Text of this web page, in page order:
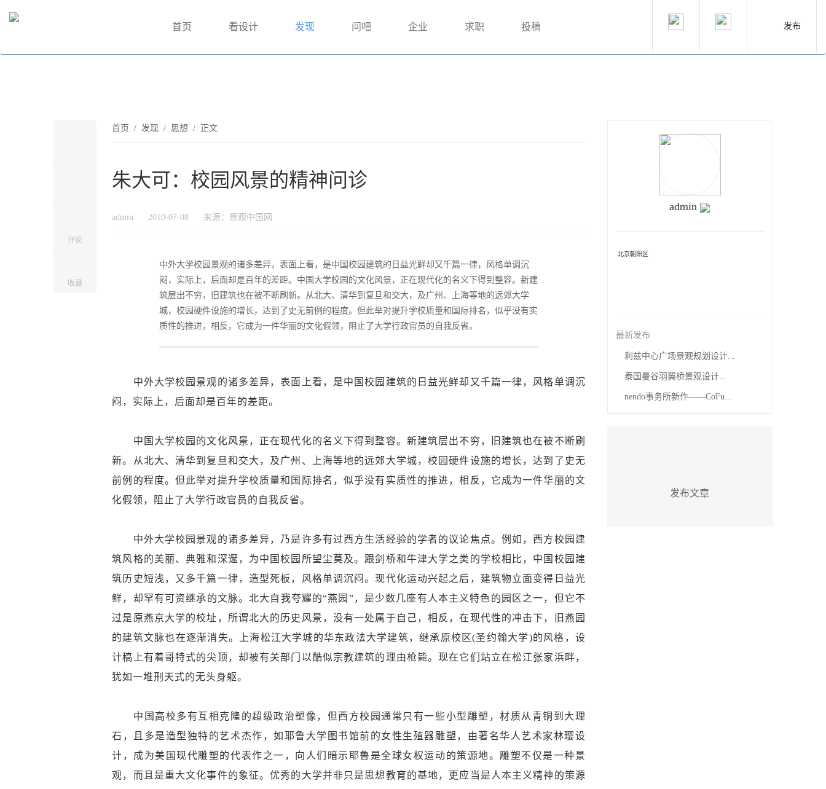
首页 看设计 发现 问吧 企业 求职 投稿 发布
评论
收藏
首页 /发现 / 思想 / 正文
朱大可：校园风景的精神问诊
admin 2010-07-08 来源：景观中国网
中外大学校园景观的诸多差异，表面上看，是中国校园建筑的日益光鲜却又千篇一律，风格单调沉
闷，实际上，后面却是百年的差距。中国大学校园的文化风景，正在现代化的名义下得到整容。新建
筑层出不穷，旧建筑也在被不断刷新。从北大、清华到复旦和交大，及广州、上海等地的远郊大学
城，校园硬件设施的增长，达到了史无前例的程度。但此举对提升学校质量和国际排名，似乎没有实
质性的推进，相反，它成为一件华丽的文化假领，阻止了大学行政官员的自我反省。
中外大学校园景观的诸多差异，表面上看，是中国校园建筑的日益光鲜却又千篇一律，风格单调沉
闷，实际上，后面却是百年的差距。
中国大学校园的文化风景，正在现代化的名义下得到整容。新建筑层出不穷，旧建筑也在被不断刷
新。从北大、清华到复旦和交大，及广州、上海等地的远郊大学城，校园硬件设施的增长，达到了史无
前例的程度。但此举对提升学校质量和国际排名，似乎没有实质性的推进，相反，它成为一件华丽的文
化假领，阻止了大学行政官员的自我反省。
中外大学校园景观的诸多差异，乃是许多有过西方生活经验的学者的议论焦点。例如，西方校园建
筑风格的美丽、典雅和深邃，为中国校园所望尘莫及。跟剑桥和牛津大学之类的学校相比，中国校园建
筑历史短浅，又多千篇一律，造型死板，风格单调沉闷。现代化运动兴起之后，建筑物立面变得日益光
鲜，却罕有可资继承的文脉。北大自我夸耀的“燕园”，是少数几座有人本主义特色的园区之一，但它不
过是原燕京大学的校址，所谓北大的历史风景，没有一处属于自己，相反，在现代性的冲击下，旧燕园
的建筑文脉也在逐渐消失。上海松江大学城的华东政法大学建筑，继承原校区(圣约翰大学)的风格，设
计稿上有着哥特式的尖顶，却被有关部门以酷似宗教建筑的理由枪毙。现在它们站立在松江张家浜畔，
犹如一堆刑天式的无头身躯。
中国高校多有互相克隆的超级政治塑像，但西方校园通常只有一些小型雕塑，材质从青铜到大理
石，且多是造型独特的艺术杰作，如耶鲁大学图书馆前的女性生殖器雕塑，由著名华人艺术家林璎设
计，成为美国现代雕塑的代表作之一，向人们暗示耶鲁是全球女权运动的策源地。雕塑不仅是一种景
观，而且是重大文化事件的象征。优秀的大学并非只是思想教育的基地，更应当是人本主义精神的策源
admin
北京朝阳区
最新发布
利兹中心广场景观规划设计...
泰国曼谷羽翼桥景观设计...
nendo事务所新作——CoFu...
发布文章